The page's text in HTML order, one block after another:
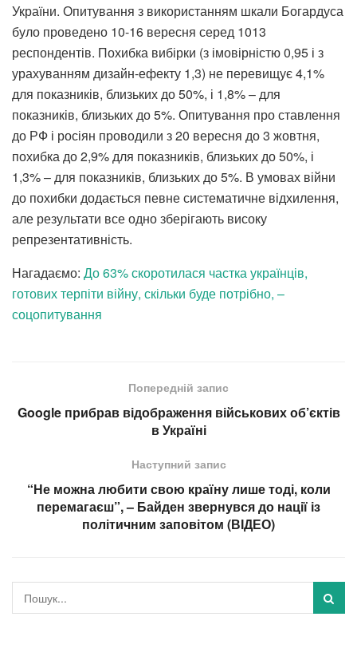
України. Опитування з використанням шкали Богардуса
було проведено 10-16 вересня серед 1013
респондентів. Похибка вибірки (з імовірністю 0,95 і з
урахуванням дизайн-ефекту 1,3) не перевищує 4,1%
для показників, близьких до 50%, і 1,8% – для
показників, близьких до 5%. Опитування про ставлення
до РФ і росіян проводили з 20 вересня до 3 жовтня,
похибка до 2,9% для показників, близьких до 50%, і
1,3% – для показників, близьких до 5%. В умовах війни
до похибки додається певне систематичне відхилення,
але результати все одно зберігають високу
репрезентативність.
Нагадаємо: До 63% скоротилася частка українців,
готових терпіти війну, скільки буде потрібно, –
соцопитування
Попередній запис
Google прибрав відображення військових об’єктів
в Україні
Наступний запис
“Не можна любити свою країну лише тоді, коли
перемагаєш”, – Байден звернувся до нації із
політичним заповітом (ВІДЕО)